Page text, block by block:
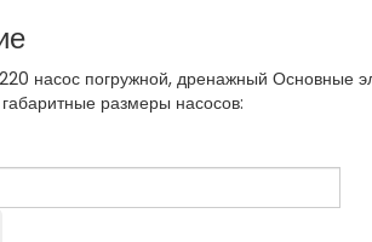
насос погружной, дренажный Основные
размеры насосов: